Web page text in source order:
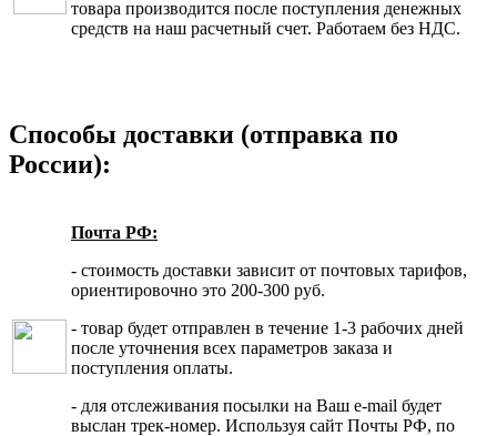
товара производится после поступления денежных
средств на наш расчетный счет. Работаем без НДС.
Способы доставки (отправка по
России):
Почта РФ:
- стоимость доставки зависит от почтовых тарифов,
ориентировочно это 200-300 руб.
- товар будет отправлен в течение 1-3 рабочих дней
после уточнения всех параметров заказа и
поступления оплаты.
- для отслеживания посылки на Ваш e-mail будет
выслан трек-номер. Используя сайт Почты РФ, по